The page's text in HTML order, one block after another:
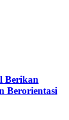
Berikan
Berorientasi